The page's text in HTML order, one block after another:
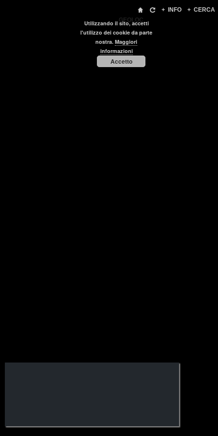
+ CERCA
+ INFO
GEOLOC
Utilizzando il sito, accetti
l'utilizzo dei cookie da parte
nostra. Maggiori
informazioni
Accetto